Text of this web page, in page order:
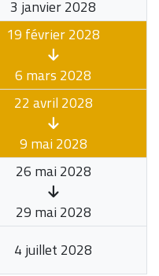
3 janvier 2028
19 février 2028
6 mars 2028
22 avril 2028
9 mai 2028
26 mai 2028
29 mai 2028
4 juillet 2028